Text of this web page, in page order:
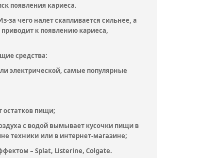
появления кариеса.
за чего налет скапливается сильнее, а
к появлению кариеса,
средства:
электрической, самые популярные
остатков пищи;
с водой вымывает кусочки пищи в
техники или в интернет-магазине;
– Splat, Listerine, Colgate.